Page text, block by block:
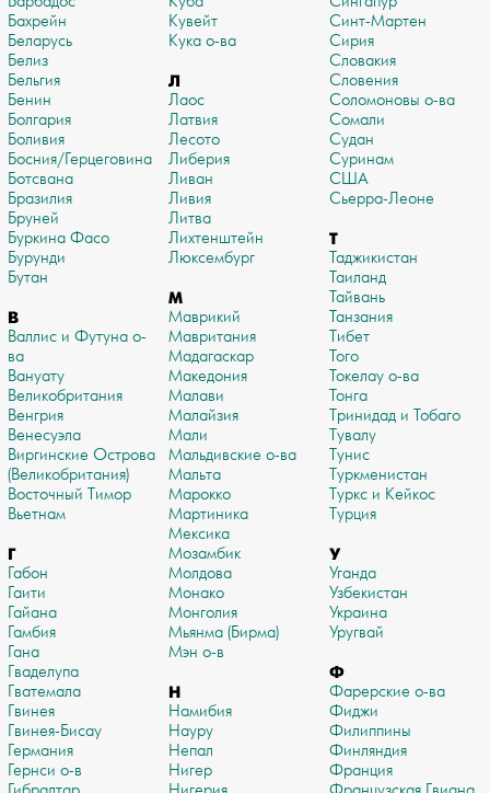
Бахрейн
Беларусь
Белиз
Бельгия
Бенин
Болгария
Боливия
Босния/Герцеговина
Ботсвана
Бразилия
Бруней
Буркина Фасо
Бурунди
Бутан
В
Валлис и Футуна о-
ва
Вануату
Великобритания
Венгрия
Венесуэла
Виргинские Острова
(Великобритания)
Восточный Тимор
Вьетнам
Г
Габон
Гаити
Гайана
Гамбия
Гана
Гваделупа
Гватемала
Гвинея
Гвинея-Бисау
Германия
Гернси о-в
Кувейт
Кука о-ва
Л
Лаос
Латвия
Лесото
Либерия
Ливан
Ливия
Литва
Лихтенштейн
Люксембург
М
Маврикий
Мавритания
Мадагаскар
Македония
Малави
Малайзия
Мали
Мальдивские о-ва
Мальта
Марокко
Мартиника
Мексика
Мозамбик
Молдова
Монако
Монголия
Мьянма (Бирма)
Мэн о-в
Н
Намибия
Науру
Непал
Нигер
Синт-Мартен
Сирия
Словакия
Словения
Соломоновы о-ва
Сомали
Судан
Суринам
США
Сьерра-Леоне
Т
Таджикистан
Таиланд
Тайвань
Танзания
Тибет
Того
Токелау о-ва
Тонга
Тринидад и Тобаго
Тувалу
Тунис
Туркменистан
Туркс и Кейкос
Турция
У
Уганда
Узбекистан
Украина
Уругвай
Ф
Фарерские о-ва
Фиджи
Филиппины
Финляндия
Франция